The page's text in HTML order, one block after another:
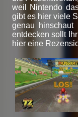
weil Nintendo
gibt es hier viele
genau
entdecken sollt
hier eine